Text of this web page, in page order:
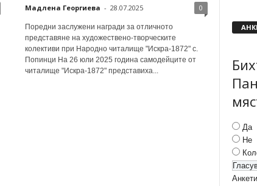
Мадлена Георгиева - 28.07.2025 0
Поредни заслужени награди за отличното
представяне на художествено-творческите
колективи при Народно читалище "Искра-1872" с.
Попинци На 26 юли 2025 година самодейците от
читалище "Искра-1872" представиха...
Да
Не
Анкети